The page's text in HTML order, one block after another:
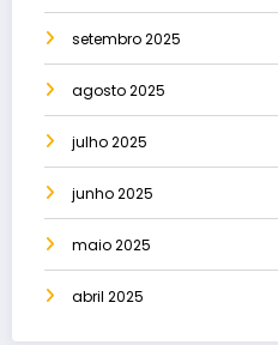
setembro 2025
agosto 2025
julho 2025
junho 2025
maio 2025
abril 2025